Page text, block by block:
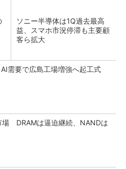
ソニー半導体は1Q過去最高
益、スマホ市況停滞も主要顧
客ら拡大
需要で広島工場増強へ起工式
場 DRAMは逼迫継続、NANDは